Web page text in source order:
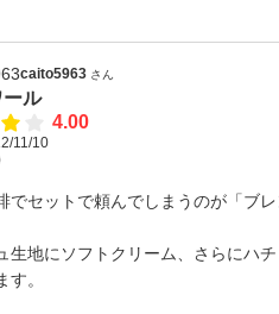
caito5963 さん
ール
4.00
11/10
でセットで頼んでしまうのが「ブ
生地にソフトクリーム、さらにハ
す。